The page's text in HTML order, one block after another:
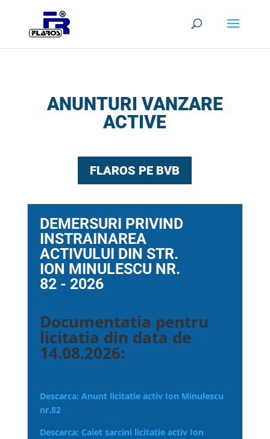
ANUNTURI VANZARE
ACTIVE
FLAROS PE BVB
DEMERSURI PRIVIND
INSTRAINAREA
ACTIVULUI DIN STR.
ION MINULESCU NR.
82 - 2026
Documentatia pentru
licitatia din data de
14.08.2026:
Descarca: Anunt licitatie activ Ion Minulescu
nr.82
Descarca: Caiet sarcini licitatie activ Ion